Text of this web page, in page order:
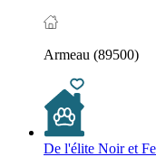
Armeau (89500)
De l'élite Noir et